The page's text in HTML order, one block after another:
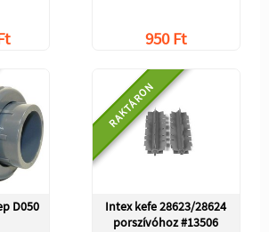
950 Ft
D050
RAKTÁRON
Intex kefe 28623/28624
porszívóhoz #13506